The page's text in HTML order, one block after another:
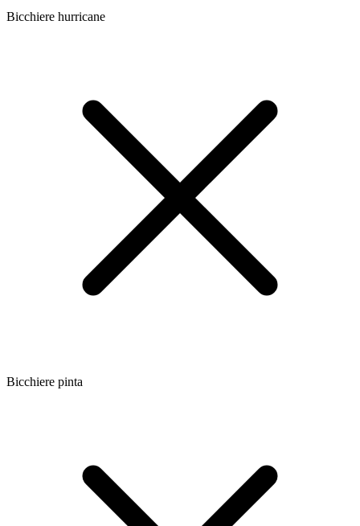
Bicchiere hurricane
Bicchiere pinta